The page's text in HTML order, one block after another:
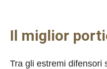
Il miglior
Tra gli estremi difensori